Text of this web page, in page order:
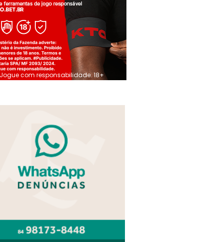
Jogue com responsabilidade. 18+